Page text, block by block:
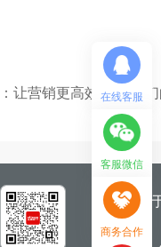
我们的
关
在线客服
客服微信
商务合作